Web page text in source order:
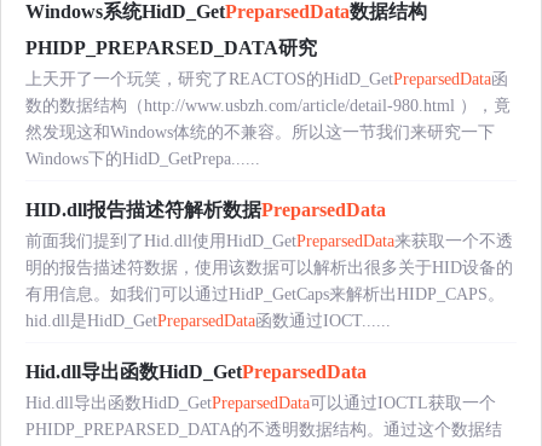
Windows系统HidD_GetPreparsedData数据结构
PHIDP_PREPARSED_DATA研究
上天开了一个玩笑，研究了REACTOS的HidD_GetPreparsedData函
数的数据结构（http://www.usbzh.com/article/detail-980.html ），竟
然发现这和Windows体统的不兼容。所以这一节我们来研究一下
Windows下的HidD_GetPrepa......
HID.dll报告描述符解析数据PreparsedData
前面我们提到了Hid.dll使用HidD_GetPreparsedData来获取一个不透
明的报告描述符数据，使用该数据可以解析出很多关于HID设备的
有用信息。如我们可以通过HidP_GetCaps来解析出HIDP_CAPS。
hid.dll是HidD_GetPreparsedData函数通过IOCT......
Hid.dll导出函数HidD_GetPreparsedData
Hid.dll导出函数HidD_GetPreparsedData可以通过IOCTL获取一个
PHIDP_PREPARSED_DATA的不透明数据结构。通过这个数据结